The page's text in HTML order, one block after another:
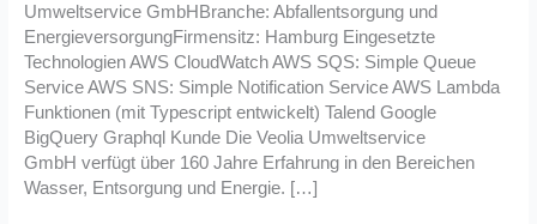
Umweltservice GmbHBranche: Abfallentsorgung und
EnergieversorgungFirmensitz: Hamburg Eingesetzte
Technologien AWS CloudWatch AWS SQS: Simple Queue
Service AWS SNS: Simple Notification Service AWS Lambda
Funktionen (mit Typescript entwickelt) Talend Google
BigQuery Graphql Kunde Die Veolia Umweltservice
GmbH verfügt über 160 Jahre Erfahrung in den Bereichen
Wasser, Entsorgung und Energie. […]